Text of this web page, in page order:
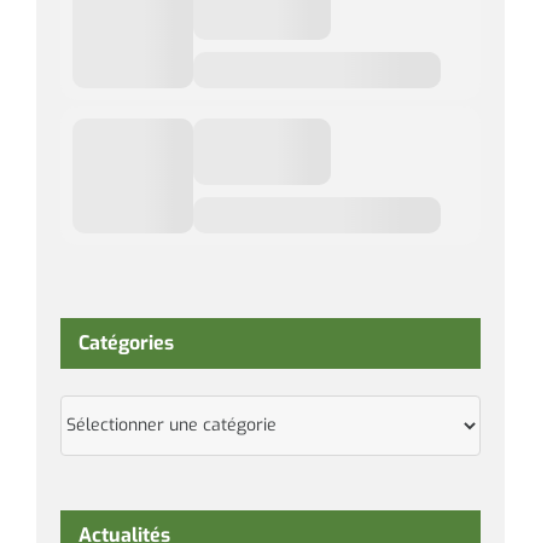
Catégories
Catégories
Actualités